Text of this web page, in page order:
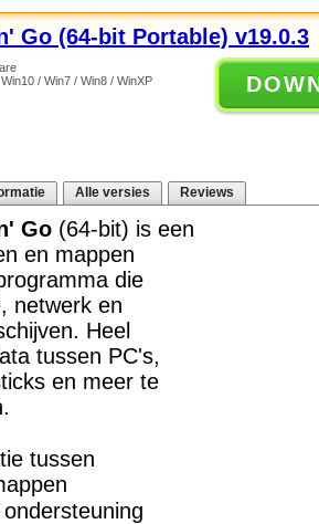
Go (64-bit Portable) v19.0.3
/ Win7 / Win8 / WinXP
Alle versies Reviews
Go (64-bit) is een
en mappen
die
netwerk en
Heel
tussen PC's,
en meer te
tussen